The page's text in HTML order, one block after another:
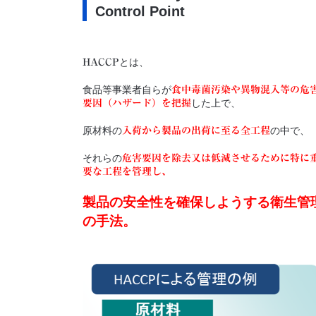
Control Point
HACCP とは、
食品等事業者自らが食中毒菌汚染や異物混入等の危
要因（ハザード）を把握 した上で、
原材料の 入荷から製品の出荷に至る全工程の中で、
それらの危害要因を除去又は低減させるために特に
要な工程を管理し、
製品の安全性を確保しようする衛生管
の手法。